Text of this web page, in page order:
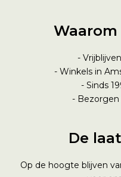
Waarom
-
- Winkels in
- Sinds
- Bezorgen
De
Op de hoogte blijven